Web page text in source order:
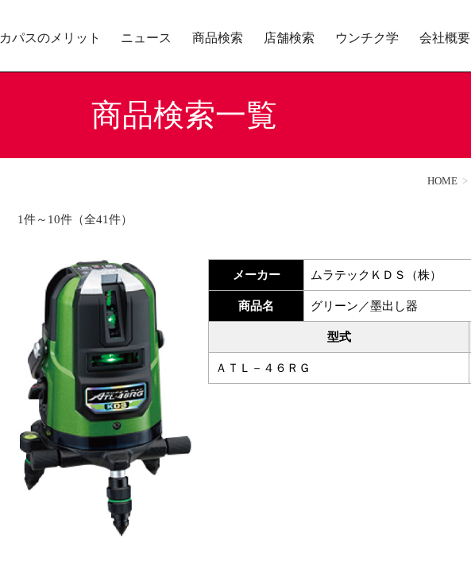
カパスのメリット ニュース 商品検索 店舗検索 ウンチク学 会社概要
商品検索一覧
HOME >
1件～10件（全41件）
メーカー ムラテックＫＤＳ（株）
商品名 グリーン／墨出し器
型式
ＡＴＬ－４６ＲＧ